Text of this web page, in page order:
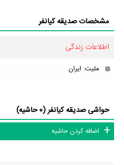
مشخصات صدیقه کیانفر
اطلاعات زندگی
ملیت: ایران
حواشی صدیقه کیانفر (0 حاشیه)
اضافه کردن حاشیه